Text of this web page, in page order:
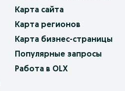
Карта сайта
Карта регионов
Карта бизнес-страницы
Популярные запросы
Работа в OLX